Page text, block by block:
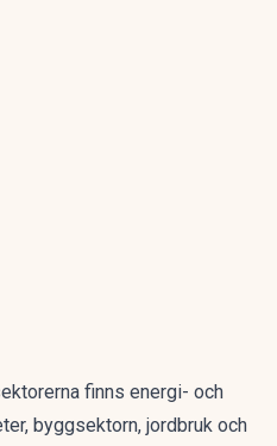
finns energi- och
byggsektorn, jordbruk och